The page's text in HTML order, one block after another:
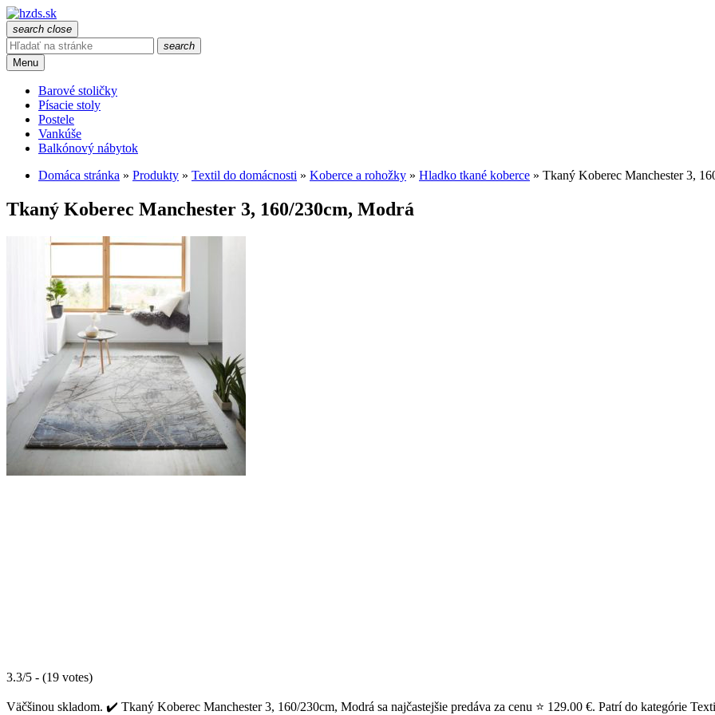
search close
search
Menu
Barové stoličky
Písacie stoly
Postele
Vankúše
Balkónový nábytok
Domáca stránka » Produkty » Textil do domácnosti » Koberce a rohožky » Hladko tkané koberce » Tkaný Koberec Manchester 3,
Tkaný Koberec Manchester 3, 160/230cm, Modrá
3.3/5 - (19 votes)
Väčšinou skladom. ✔️ Tkaný Koberec Manchester 3, 160/230cm, Modrá sa najčastejšie predáva za cenu ⭐ 129.00 €. Patrí do kategórie